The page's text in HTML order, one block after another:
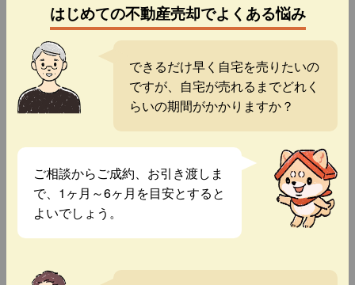
はじめての不動産売却でよくある悩み
できるだけ早く自宅を売りたいの
ですが、自宅が売れるまでどれく
らいの期間がかかりますか？
ご相談からご成約、お引き渡しま
で、1ヶ月～6ヶ月を目安とすると
よいでしょう。